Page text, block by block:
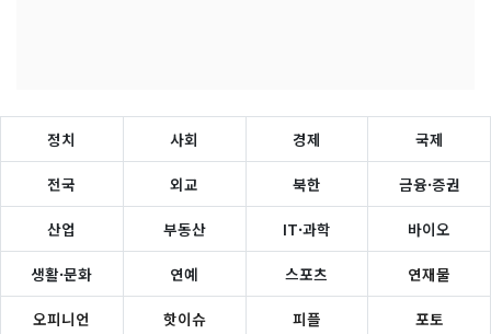
정치 사회 경제 국제
전국 외교 북한 금융·증권
산업 부동산 IT·과학 바이오
생활·문화 연예 스포츠 연재물
오피니언 핫이슈 피플 포토